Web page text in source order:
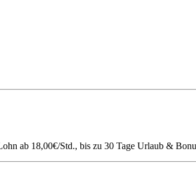
ab 18,00€/Std., bis zu 30 Tage Urlaub &